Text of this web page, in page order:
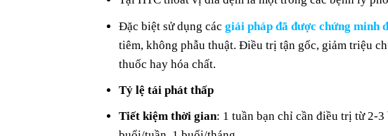
Đặc biệt sử dụng cácgiải pháp đã được chứng minh
tiêm, không phẫu thuật. Điều trị tận gốc, giảm triệu
thuốc hay hóa chất.
Tỷ lệ tái phát thấp
Tiết kiệm thời gian: 1 tuần bạn chỉ cần điều trị từ 2-